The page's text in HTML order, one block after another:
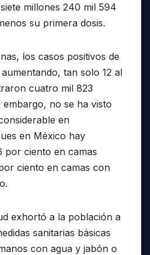
millones 240 mil 594
su primera dosis.
los casos positivos de
tan solo 12 al
cuatro mil 823
no se ha visto
en
en México hay
por ciento en camas
ciento en camas con
exhortó a la población a
sanitarias básicas
con agua y jabón o